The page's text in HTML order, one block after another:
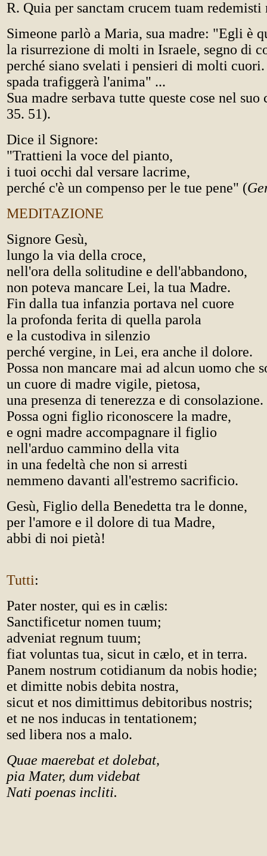
R. Quia per sanctam crucem tuam redemisti
Simeone parlò a Maria, sua madre: "Egli è
la risurrezione di molti in Israele, segno di
perché siano svelati i pensieri di molti cuori.
spada trafiggerà l'anima" ...
Sua madre serbava tutte queste cose nel suo
35. 51).
Dice il Signore:
"Trattieni la voce del pianto,
i tuoi occhi dal versare lacrime,
perché c'è un compenso per le tue pene" (
MEDITAZIONE
Signore Gesù,
lungo la via della croce,
nell'ora della solitudine e dell'abbandono,
non poteva mancare Lei, la tua Madre.
Fin dalla tua infanzia portava nel cuore
la profonda ferita di quella parola
e la custodiva in silenzio
perché vergine, in Lei, era anche il dolore.
Possa non mancare mai ad alcun uomo che
un cuore di madre vigile, pietosa,
una presenza di tenerezza e di consolazione.
Possa ogni figlio riconoscere la madre,
e ogni madre accompagnare il figlio
nell'arduo cammino della vita
in una fedeltà che non si arresti
nemmeno davanti all'estremo sacrificio.
Gesù, Figlio della Benedetta tra le donne,
per l'amore e il dolore di tua Madre,
abbi di noi pietà!
Tutti:
Pater noster, qui es in cælis:
Sanctificetur nomen tuum;
adveniat regnum tuum;
fiat voluntas tua, sicut in cælo, et in terra.
Panem nostrum cotidianum da nobis hodie;
et dimitte nobis debita nostra,
sicut et nos dimittimus debitoribus nostris;
et ne nos inducas in tentationem;
sed libera nos a malo.
Quae maerebat et dolebat,
pia Mater, dum videbat
Nati poenas incliti.